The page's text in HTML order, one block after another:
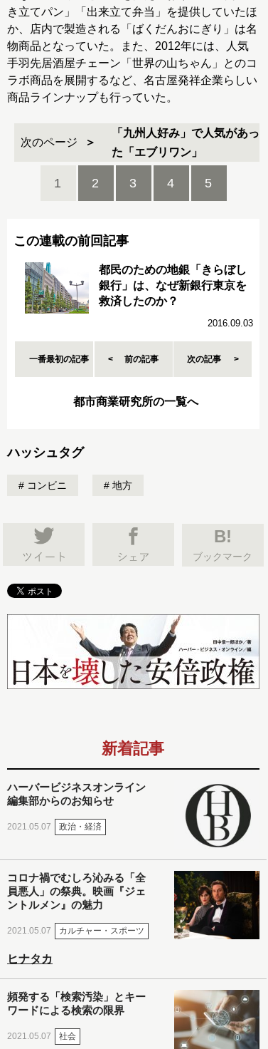
き立てパン」「出来立て弁当」を提供していたほ
か、店内で製造される「ばくだんおにぎり」は名
物商品となっていた。また、2012年には、人気
手羽先居酒屋チェーン「世界の山ちゃん」とのコ
ラボ商品を展開するなど、名古屋発祥企業らしい
商品ラインナップも行っていた。
次のページ
「九州人好み」で人気があっ
た「エブリワン」
1 2 3 4 5
この連載の前回記事
都民のための地銀「きらぼし
銀行」は、なぜ新銀行東京を
救済したのか？
2016.09.03
一番最初の記事 前の記事 次の記事
都市商業研究所の一覧へ
ハッシュタグ
コンビニ 地方
B!
ブックマーク
新着記事
ハーバービジネスオンライン
編集部からのお知らせ
2021.05.07 政治・経済
コロナ禍でむしろ沁みる「全
員悪人」の祭典。映画『ジェ
ントルメン』の魅力
2021.05.07 カルチャー・スポーツ
ヒナタカ
頻発する「検索汚染」とキー
ワードによる検索の限界
2021.05.07 社会